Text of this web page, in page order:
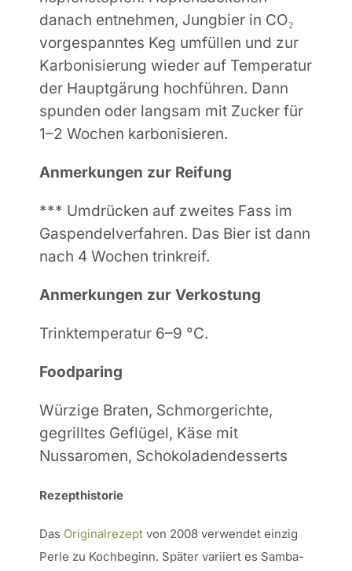
danach entnehmen, Jungbier in CO₂
vorgespanntes Keg umfüllen und zur
Karbonisierung wieder auf Temperatur
der Hauptgärung hochführen. Dann
spunden oder langsam mit Zucker für
1–2 Wochen karbonisieren.
Anmerkungen zur Reifung
*** Umdrücken auf zweites Fass im
Gaspendelverfahren. Das Bier ist dann
nach 4 Wochen trinkreif.
Anmerkungen zur Verkostung
Trinktemperatur 6–9 °C.
Foodparing
Würzige Braten, Schmorgerichte,
gegrilltes Geflügel, Käse mit
Nussaromen, Schokoladendesserts
Rezepthistorie
Das Originalrezept von 2008 verwendet einzig
Perle zu Kochbeginn. Später variiert es Samba-